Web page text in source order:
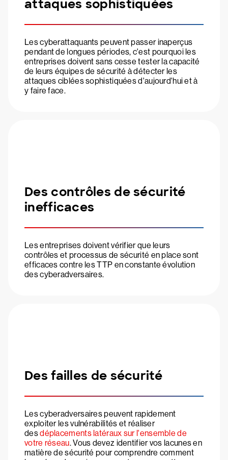
attaques sophistiquées
Les cyberattaquants peuvent passer inaperçus
pendant de longues périodes, c'est pourquoi les
entreprises doivent sans cesse tester la capacité
de leurs équipes de sécurité à détecter les
attaques ciblées sophistiquées d'aujourd'hui et à
y faire face.
Des contrôles de sécurité
inefficaces
Les entreprises doivent vérifier que leurs
contrôles et processus de sécurité en place sont
efficaces contre les TTP en constante évolution
des cyberadversaires.
Des failles de sécurité
Les cyberadversaires peuvent rapidement
exploiter les vulnérabilités et réaliser
desdéplacements latéraux sur l'ensemble de
votre réseau. Vous devez identifier vos lacunes en
matière de sécurité pour comprendre comment